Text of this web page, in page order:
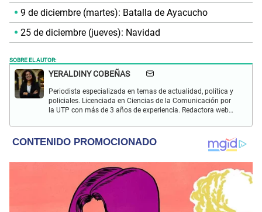
9 de diciembre (martes): Batalla de Ayacucho
25 de diciembre (jueves): Navidad
SOBRE EL AUTOR:
YERALDINY COBEÑAS
Periodista especializada en temas de actualidad, política y
policiales. Licenciada en Ciencias de la Comunicación por
la UTP con más de 3 años de experiencia. Redactora web
en temas relacionados con misterios, películas y series
policiales.